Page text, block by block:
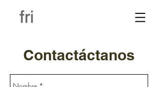
Contactáctanos